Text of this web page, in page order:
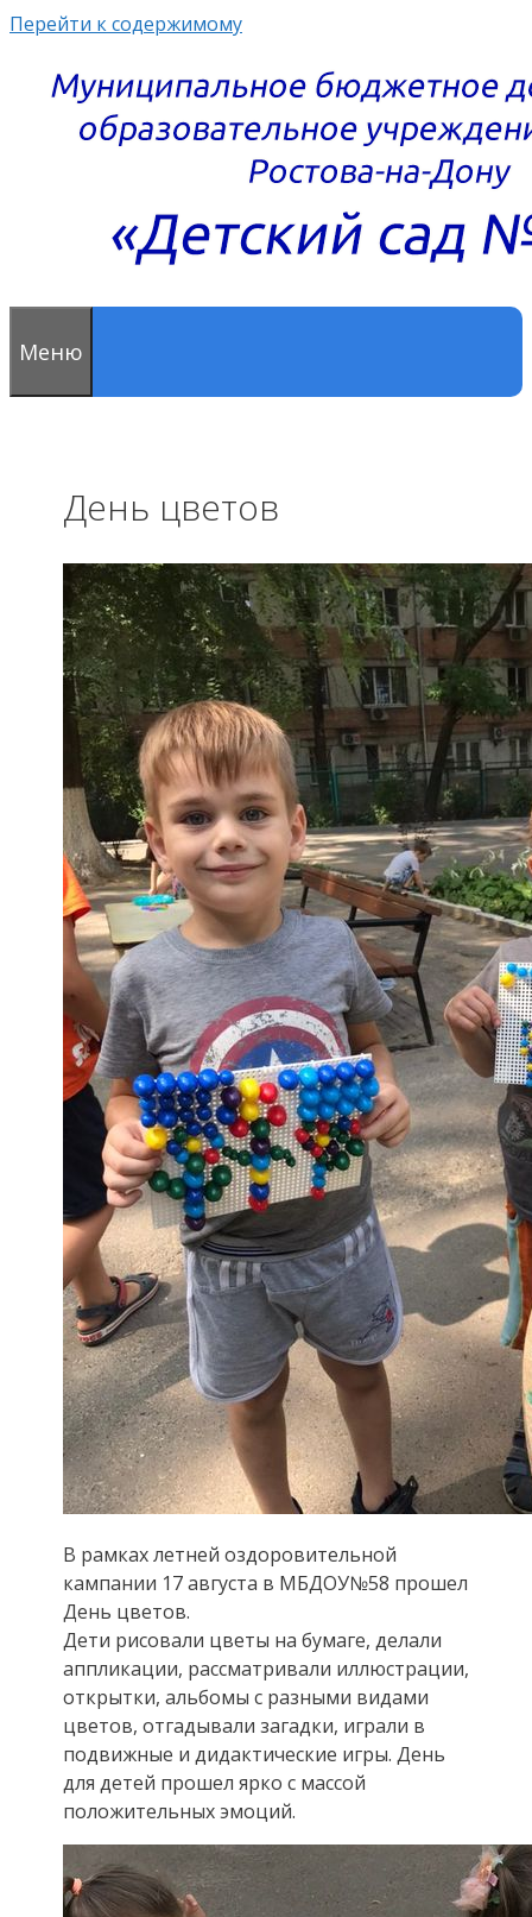
Перейти к содержимому
Меню
День цветов
В рамках летней оздоровительной
кампании 17 августа в МБДОУ№58 прошел
День цветов.
Дети рисовали цветы на бумаге, делали
аппликации, рассматривали иллюстрации,
открытки, альбомы с разными видами
цветов, отгадывали загадки, играли в
подвижные и дидактические игры. День
для детей прошел ярко с массой
положительных эмоций.